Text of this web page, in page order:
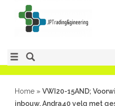
Home » VWI20-15AND;
inbouw, Andra40 velg met